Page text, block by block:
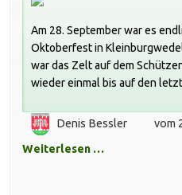
Am 28. September war es
Oktoberfest in
war das Zelt auf dem
wieder einmal bis auf den
Denis Bessler vom
Weiterlesen …